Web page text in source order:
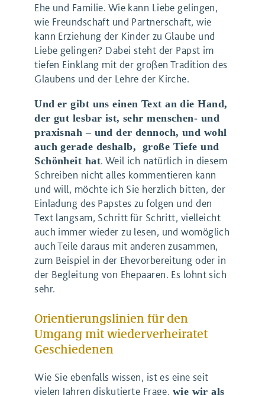
Ehe und Familie. Wie kann Liebe gelingen,
wie Freundschaft und Partnerschaft, wie
kann Erziehung der Kinder zu Glaube und
Liebe gelingen? Dabei steht der Papst im
tiefen Einklang mit der großen Tradition des
Glaubens und der Lehre der Kirche.
Und er gibt uns einen Text an die Hand,
der gut lesbar ist, sehr menschen- und
praxisnah – und der dennoch, und wohl
auch gerade deshalb, große Tiefe und
Schönheit hat. Weil ich natürlich in diesem
Schreiben nicht alles kommentieren kann
und will, möchte ich Sie herzlich bitten, der
Einladung des Papstes zu folgen und den
Text langsam, Schritt für Schritt, vielleicht
auch immer wieder zu lesen, und womöglich
auch Teile daraus mit anderen zusammen,
zum Beispiel in der Ehevorbereitung oder in
der Begleitung von Ehepaaren. Es lohnt sich
sehr.
Orientierungslinien für den
Umgang mit wiederverheiratet
Geschiedenen
Wie Sie ebenfalls wissen, ist es eine seit
vielen Jahren diskutierte Frage, wie wir als